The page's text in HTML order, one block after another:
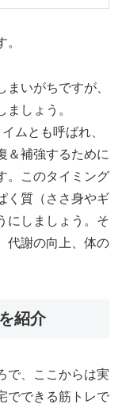
いがちですが、
しょう。
ムとも呼ばれ、
＆補強するために
。このタイミング
く質（ささ身やギ
にしましょう。そ
代謝の向上、体の
紹介
で、ここからは実
でできる筋トレで